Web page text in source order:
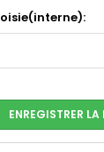
ENREGISTRER